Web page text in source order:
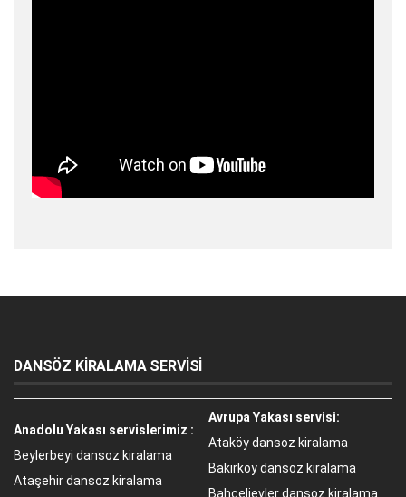
DANSÖZ KİRALAMA SERVİSİ
Anadolu Yakası servislerimiz :
Beylerbeyi dansoz kiralama
Ataşehir dansoz kiralama
Avrupa Yakası servisi:
Ataköy dansoz kiralama
Bakırköy dansoz kiralama
Bahçelievler dansoz kiralama